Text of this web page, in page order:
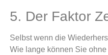
5. Der Faktor
Selbst wenn die
Wie lange können Sie